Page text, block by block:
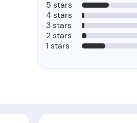
5 stars
4 stars
3 stars
2 stars
1 stars